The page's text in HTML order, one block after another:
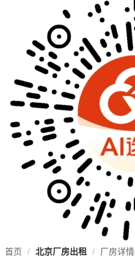
首页 / 北京厂房出租 / 厂房详情